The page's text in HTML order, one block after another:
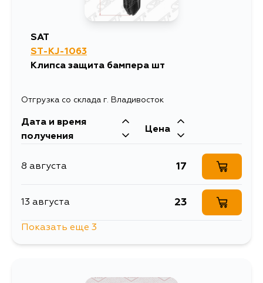
SAT
ST-KJ-1063
Клипса защита бампера шт
Отгрузка со склада г. Владивосток
Дата и время
получения
Цена
8 августа 17
13 августа 23
Показать еще 3